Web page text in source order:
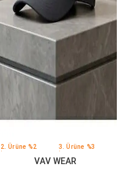
2. Ürüne %2
3. Ürüne %3
VAV WEAR